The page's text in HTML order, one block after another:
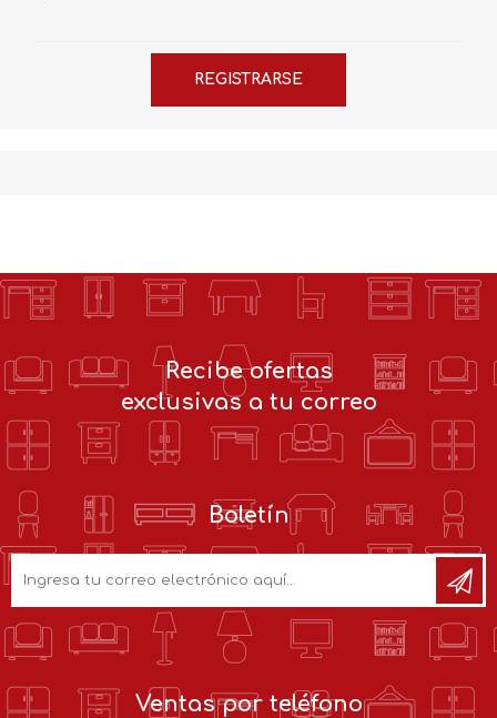
Recibe ofertas
exclusivas a tu correo
Boletín
Ventas por teléfono